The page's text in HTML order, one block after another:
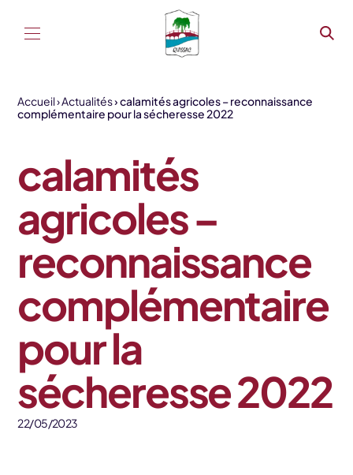
Accueil Actualités calamités agricoles – reconnaissance
complémentaire pour la sécheresse 2022
calamités
agricoles –
reconnaissance
complémentaire
pour la
sécheresse 2022
22/05/2023